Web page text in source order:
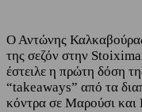
Ο Αντώνης Καλκαβούρας
της σεζόν στην
έστειλε η πρώτη δόση
“takeaways” από τα
κόντρα σε Μαρούσι